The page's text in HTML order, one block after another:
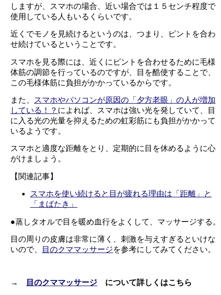
しますが、スマホの場合、近い場合では１５センチ程度で
使用している人もいるくらいです。
近くでモノを見続けるというのは、つまり、ピントを合わ
せ続けているということです。
スマホを見る際には、近くにピントを合わせるために毛様
体筋の調節を行っているのですが、目を酷使することで、
この毛様体筋に負担がかかっているからです。
また、
スマホやパソコンが原因の「夕方老眼」の人が増加
している！？ によれば、スマホは強い光を発していて、目
に入る光の光量を抑えるための虹彩筋にも負担がかかって
いるようです。
スマホと適度な距離をとり、定期的に目を休めるように心
がけましょう。
【関連記事】
スマホを使い続けると目が疲れる理由は「距離」と
「まばたき」
●蒸しタオルで目を暖め血行をよくして、マッサージする。
目の周りの皮膚は非常に薄く、刺激を与えすぎるといけな
いので、
目のクママッサージを参考にしてみてください。
→ 目のクママッサージ について詳しくはこちら